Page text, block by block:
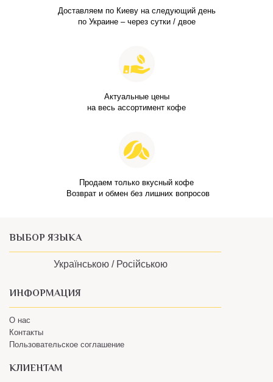
Доставляем по Киеву на следующий день
по Украине – через сутки / двое
Актуальные цены
на весь ассортимент кофе
Продаем только вкусный кофе
Возврат и обмен без лишних вопросов
ВЫБОР ЯЗЫКА
Українською / Російською
ИНФОРМАЦИЯ
О нас
Контакты
Пользовательское соглашение
КЛИЕНТАМ